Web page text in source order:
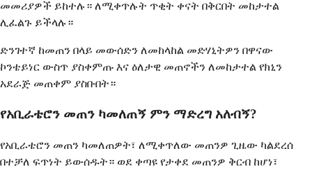
መመሪያዎች ይከተሉ። ለሚቀጥሉት ጥቂት ቀናት በቅርበት መከታተል
ሊፈልጉ ይችላሉ።
ድንገተኛ ከመጠን በላይ መውሰድን ለመከላከል መድሃኒትዎን በዋናው
ኮንቴይነር ውስጥ ያስቀምጡ እና ዕለታዊ መጠኖችን ለመከታተል የክኒን
አደራጅ መጠቀም ያስቡበት።
የአቢራቴሮን መጠን ካመለጠኝ ምን ማድረግ አለብኝ?
የአቢራቴሮን መጠን ካመለጠዎት፣ ለሚቀጥለው መጠንዎ ጊዜው ካልደረሰ
በተቻለ ፍጥነት ይውሰዱት። ወደ ቀጣዩ የታቀደ መጠንዎ ቅርብ ከሆነ፣